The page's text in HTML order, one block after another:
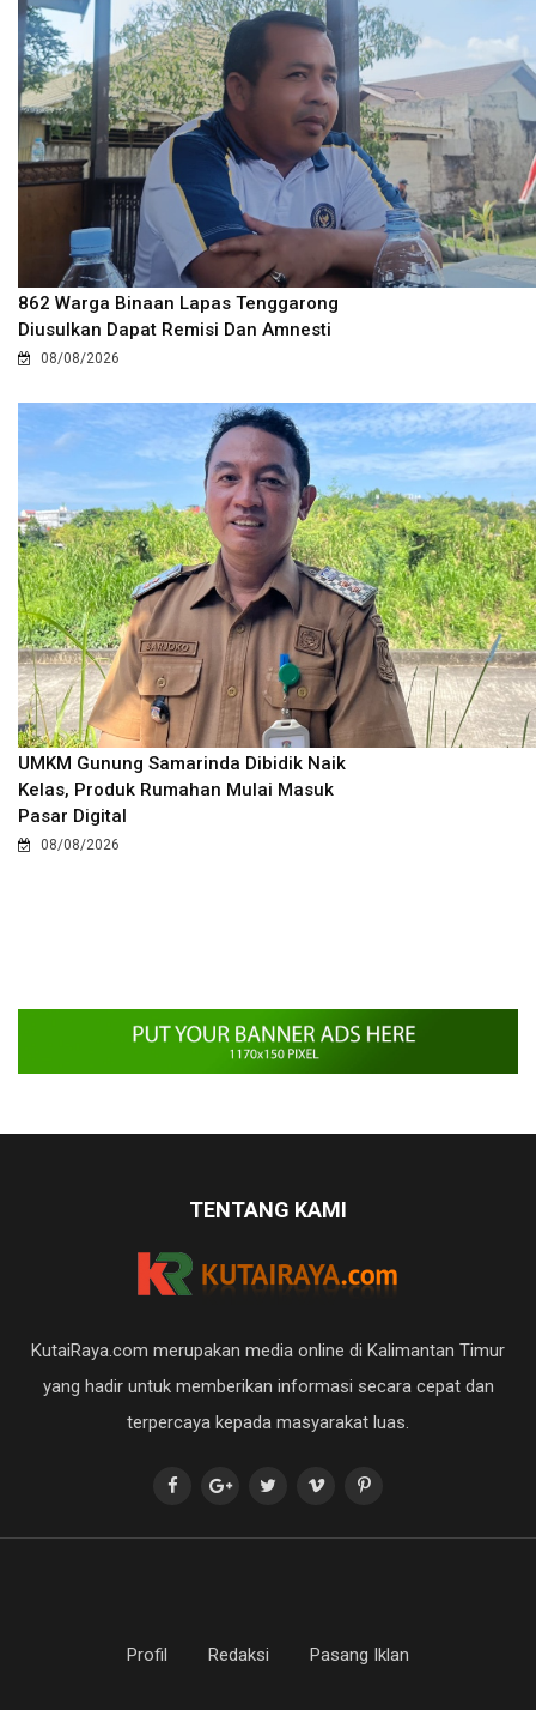
862 Warga Binaan Lapas Tenggarong
Diusulkan Dapat Remisi Dan Amnesti
08/08/2026
UMKM Gunung Samarinda Dibidik Naik
Kelas, Produk Rumahan Mulai Masuk
Pasar Digital
08/08/2026
TENTANG KAMI
KutaiRaya.com merupakan media online di Kalimantan Timur
yang hadir untuk memberikan informasi secara cepat dan
terpercaya kepada masyarakat luas.
Profil Redaksi Pasang Iklan